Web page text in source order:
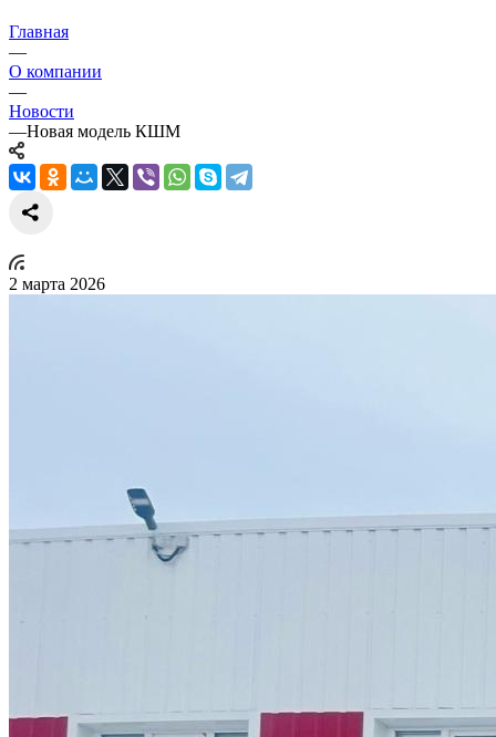
Главная
—
О компании
—
Новости
—Новая модель КШМ
2 марта 2026